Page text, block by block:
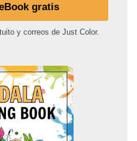
gratis
y correos de Just Color.